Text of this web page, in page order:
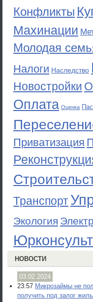
Конфликты
Махинации
Молодая
Налоги Наследство
Новостройки
Оплата Оценка
Приватизация
Транспорт
Экология
НОВОСТИ
03.02.2024
23:57 Микрозаймы не
получить под залог